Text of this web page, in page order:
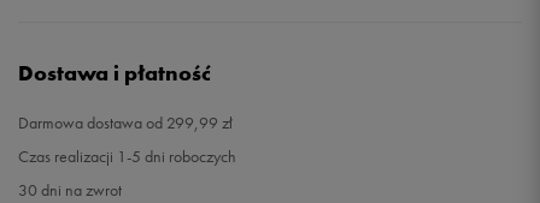
Dostawa i płatność
Darmowa dostawa od 299,99 zł
Czas realizacji 1-5 dni roboczych
30 dni na zwrot